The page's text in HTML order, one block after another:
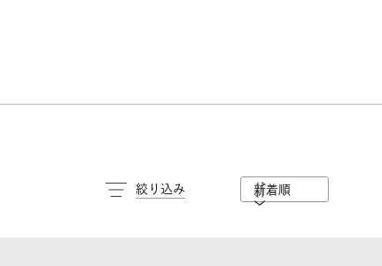
絞り込み 新着順